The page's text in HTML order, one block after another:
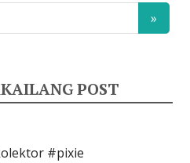
POST
#pixie